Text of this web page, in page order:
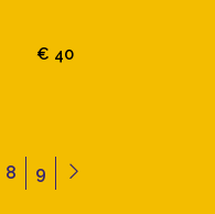
€ 40
8 9